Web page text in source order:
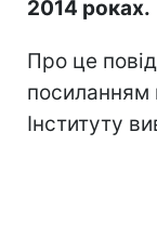
2014 роках.
Про це
посиланням
Інституту